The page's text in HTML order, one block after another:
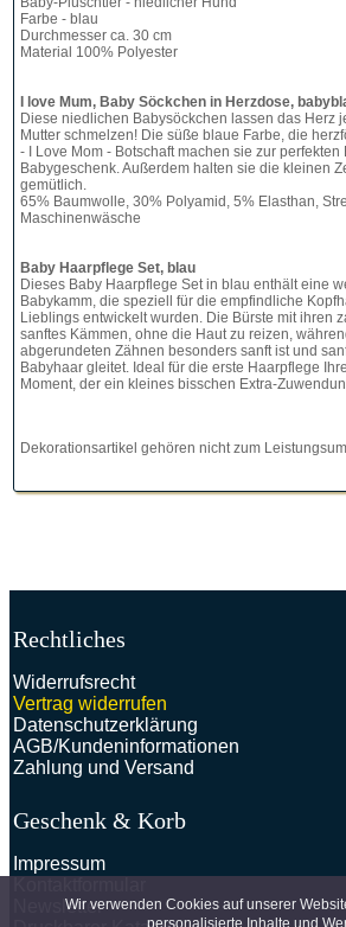
Farbe - blau
Durchmesser ca. 30 cm
Material 100% Polyester
I love Mum, Baby Söckchen in Herzdose,
Diese niedlichen Babysöckchen lassen das Herz
Mutter schmelzen! Die süße blaue Farbe, die
- I Love Mom - Botschaft machen sie zur
Babygeschenk. Außerdem halten sie die kleinen
gemütlich.
65% Baumwolle, 30% Polyamid, 5% Elasthan,
Maschinenwäsche
Baby Haarpflege Set, blau
Dieses Baby Haarpflege Set in blau enthält eine
Babykamm, die speziell für die empfindliche
Lieblings entwickelt wurden. Die Bürste mit ihren
sanftes Kämmen, ohne die Haut zu reizen,
abgerundeten Zähnen besonders sanft ist und
Babyhaar gleitet. Ideal für die erste Haarpflege
Moment, der ein kleines bisschen Extra-
Dekorationsartikel gehören nicht zum
Rechtliches
Widerrufsrecht
Vertrag widerrufen
Datenschutzerklärung
AGB/Kundeninformationen
Zahlung und Versand
Geschenk & Korb
Impressum
NewsletterWir verwenden Cookies auf unserer
personalisierte Inhalte und